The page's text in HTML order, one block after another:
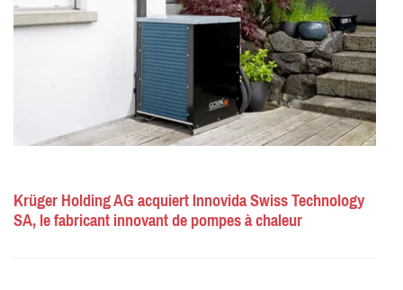
Krüger Holding AG acquiert Innovida Swiss Technology
SA, le fabricant innovant de pompes à chaleur